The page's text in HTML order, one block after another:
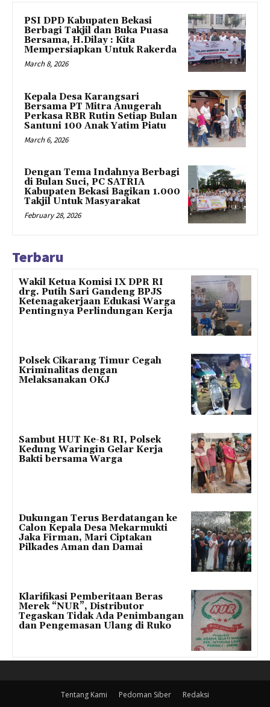
PSI DPD Kabupaten Bekasi
Berbagi Takjil dan Buka Puasa
Bersama, H.Dilay : Kita
Mempersiapkan Untuk Rakerda
March 8, 2026
Kepala Desa Karangsari
Bersama PT Mitra Anugerah
Perkasa RBR Rutin Setiap Bulan
Santuni 100 Anak Yatim Piatu
March 6, 2026
Dengan Tema Indahnya Berbagi
di Bulan Suci, PC SATRIA
Kabupaten Bekasi Bagikan 1.000
Takjil Untuk Masyarakat
February 28, 2026
Terbaru
Wakil Ketua Komisi IX DPR RI
drg. Putih Sari Gandeng BPJS
Ketenagakerjaan Edukasi Warga
Pentingnya Perlindungan Kerja
Polsek Cikarang Timur Cegah
Kriminalitas dengan
Melaksanakan OKJ
Sambut HUT Ke-81 RI, Polsek
Kedung Waringin Gelar Kerja
Bakti bersama Warga
Dukungan Terus Berdatangan ke
Calon Kepala Desa Mekarmukti
Jaka Firman, Mari Ciptakan
Pilkades Aman dan Damai
Klarifikasi Pemberitaan Beras
Merek “NUR”, Distributor
Tegaskan Tidak Ada Penimbangan
dan Pengemasan Ulang di Ruko
Tentang Kami Pedoman Siber Redaksi